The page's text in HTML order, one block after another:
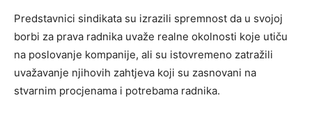
Predstavnici sindikata su izrazili spremnost da u svojoj
borbi za prava radnika uvaže realne okolnosti koje utiču
na poslovanje kompanije, ali su istovremeno zatražili
uvažavanje njihovih zahtjeva koji su zasnovani na
stvarnim procjenama i potrebama radnika.